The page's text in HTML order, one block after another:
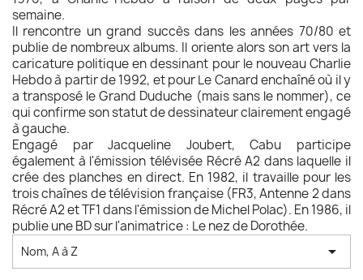
semaine.
Il rencontre un grand succès dans les années 70/80 et
publie de nombreux albums. Il oriente alors son art vers la
caricature politique en dessinant pour le nouveau Charlie
Hebdo à partir de 1992, et pour Le Canard enchaîné où il y
a transposé le Grand Duduche (mais sans le nommer), ce
qui confirme son statut de dessinateur clairement engagé
à gauche.
Engagé par Jacqueline Joubert, Cabu participe
également à l'émission télévisée Récré A2 dans laquelle il
crée des planches en direct. En 1982, il travaille pour les
trois chaînes de télévision française (FR3, Antenne 2 dans
Récré A2 et TF1 dans l'émission de Michel Polac). En 1986, il
publie une BD sur l'animatrice : Le nez de Dorothée.
Nom, A à Z 